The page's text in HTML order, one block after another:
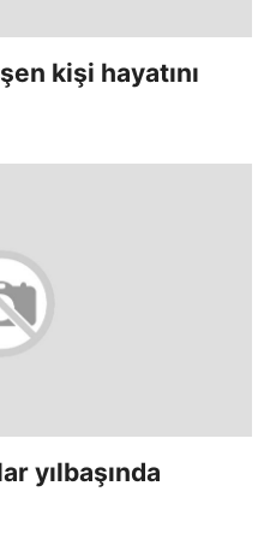
kişi hayatını
yılbaşında